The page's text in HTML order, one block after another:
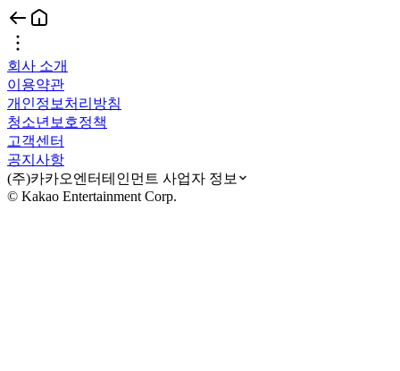
회사 소개
이용약관
개인정보처리방침
청소년보호정책
고객센터
공지사항
(주)카카오엔터테인먼트 사업자 정보
© Kakao Entertainment Corp.